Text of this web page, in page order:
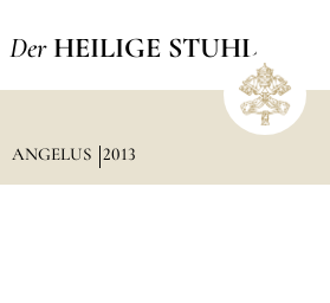
Der HEILIGE STUHL
ANGELUS 2013